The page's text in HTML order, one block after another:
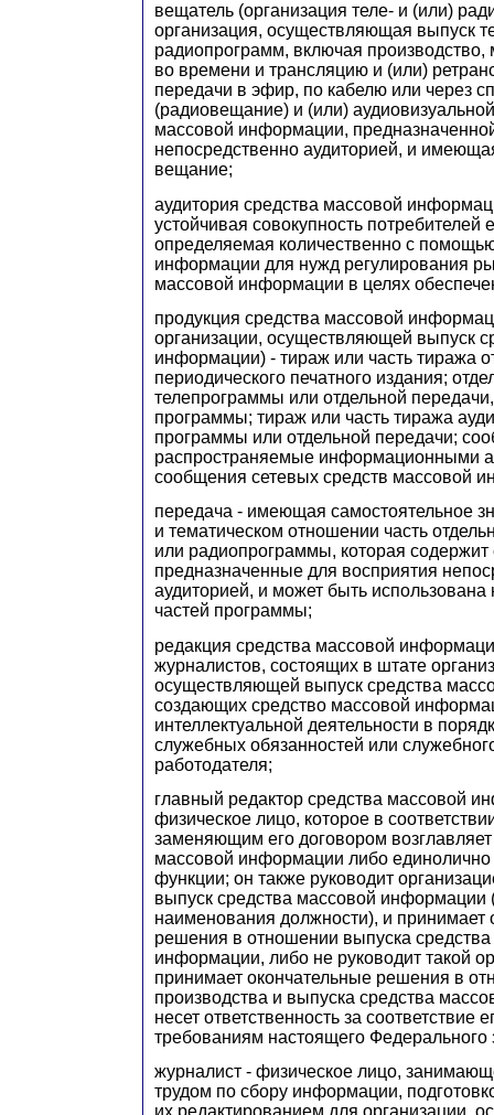
вещатель (организация теле- и (или)
организация, осуществляющая выпуск
радиопрограмм, включая производство,
во времени и трансляцию и (или)
передачи в эфир, по кабелю или через
(радиовещание) и (или)
массовой информации,
непосредственно аудиторией, и
вещание;
аудитория средства массовой
устойчивая совокупность потребителей
определяемая количественно с
информации для нужд регулирования
массовой информации в целях
продукция средства массовой
организации, осуществляющей выпуск
информации) - тираж или часть тиража
периодического печатного издания;
телепрограммы или отдельной
программы; тираж или часть тиража
программы или отдельной передачи;
распространяемые информационными
сообщения сетевых средств массовой
передача - имеющая самостоятельное
и тематическом отношении часть
или радиопрограммы, которая
предназначенные для восприятия
аудиторией, и может быть использована
частей программы;
редакция средства массовой
журналистов, состоящих в штате
осуществляющей выпуск средства
создающих средство массовой
интеллектуальной деятельности в
служебных обязанностей или
работодателя;
главный редактор средства массовой
физическое лицо, которое в
заменяющим его договором
массовой информации либо единолично
функции; он также руководит
выпуск средства массовой информации
наименования должности), и принимает
решения в отношении выпуска
информации, либо не руководит такой
принимает окончательные решения в
производства и выпуска средства
несет ответственность за соответствие
требованиям настоящего Федерального
журналист - физическое лицо,
трудом по сбору информации,